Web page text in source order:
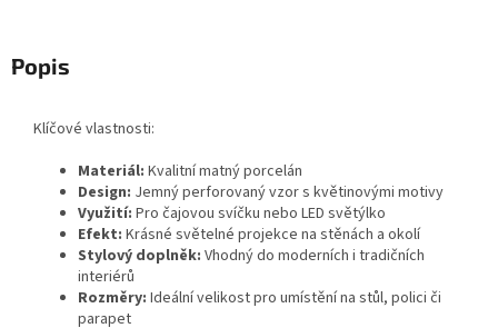
Popis
Klíčové vlastnosti:
Materiál: Kvalitní matný porcelán
Design: Jemný perforovaný vzor s květinovými motivy
Využití: Pro čajovou svíčku nebo LED světýlko
Efekt: Krásné světelné projekce na stěnách a okolí
Stylový doplněk: Vhodný do moderních i tradičních
interiérů
Rozměry: Ideální velikost pro umístění na stůl, polici či
parapet